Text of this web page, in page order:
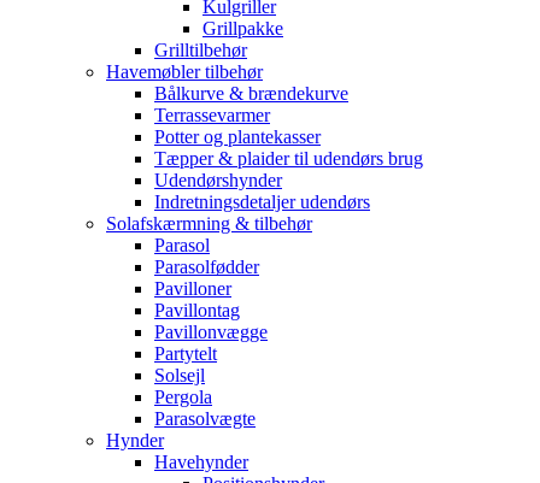
Kulgriller
Grillpakke
Grilltilbehør
Havemøbler tilbehør
Bålkurve & brændekurve
Terrassevarmer
Potter og plantekasser
Tæpper & plaider til udendørs brug
Udendørshynder
Indretningsdetaljer udendørs
Solafskærmning & tilbehør
Parasol
Parasolfødder
Pavilloner
Pavillontag
Pavillonvægge
Partytelt
Solsejl
Pergola
Parasolvægte
Hynder
Havehynder